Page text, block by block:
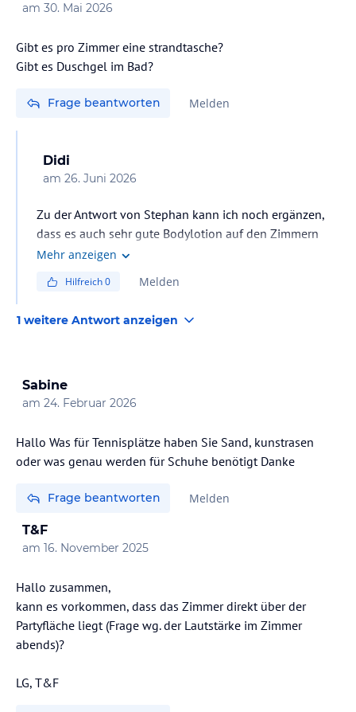
am 30. Mai 2026
Gibt es pro Zimmer eine strandtasche?
Gibt es Duschgel im Bad?
Frage beantworten Melden
Didi
am 26. Juni 2026
Zu der Antwort von Stephan kann ich noch ergänzen,
dass es auch sehr gute Bodylotion auf den Zimmern
gibt.
Mehr anzeigen
Hilfreich0 Melden
1 weitere Antwort anzeigen
Sabine
am 24. Februar 2026
Hallo Was für Tennisplätze haben Sie Sand, kunstrasen
oder was genau werden für Schuhe benötigt Danke
Frage beantworten Melden
T&F
am 16. November 2025
Hallo zusammen,
kann es vorkommen, dass das Zimmer direkt über der
Partyfläche liegt (Frage wg. der Lautstärke im Zimmer
abends)?
LG, T&F